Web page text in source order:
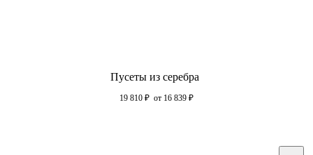
Пусеты из серебра
19 810 ₽ от 16 839 ₽